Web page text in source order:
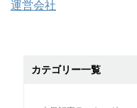
運営会社
カテゴリー一覧